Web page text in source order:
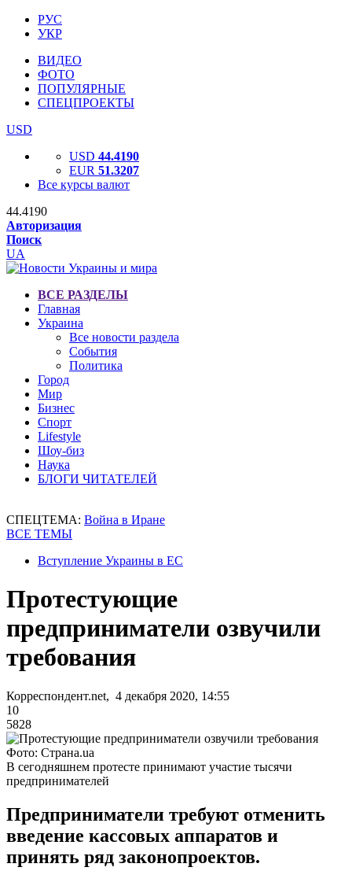
РУС
УКР
ВИДЕО
ФОТО
ПОПУЛЯРНЫЕ
СПЕЦПРОЕКТЫ
USD
USD 44.4190
EUR 51.3207
Все курсы валют
44.4190
Авторизация
Поиск
UA
ВСЕ РАЗДЕЛЫ
Главная
Украина
Все новости раздела
События
Политика
Город
Мир
Бизнес
Спорт
Lifestyle
Шоу-биз
Наука
БЛОГИ ЧИТАТЕЛЕЙ
СПЕЦТЕМА: Война в Иране
ВСЕ ТЕМЫ
Вступление Украины в ЕС
Протестующие
предприниматели озвучили
требования
Корреспондент.net, 4 декабря 2020, 14:55
10
5828
Фото: Страна.ua
В сегодняшнем протесте принимают участие тысячи
предпринимателей
Предприниматели требуют отменить
введение кассовых аппаратов и
принять ряд законопроектов.